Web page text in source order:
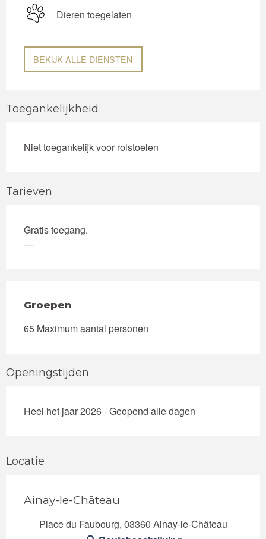
Dieren toegelaten
BEKIJK ALLE DIENSTEN
Toegankelijkheid
Niet toegankelijk voor rolstoelen
Tarieven
Gratis toegang.
—
Groepen
Groepen
65 Maximum aantal personen
Openingstijden
Heel het jaar 2026 - Geopend alle dagen
Locatie
Ainay-le-Château
Place du Faubourg, 03360 Ainay-le-Château